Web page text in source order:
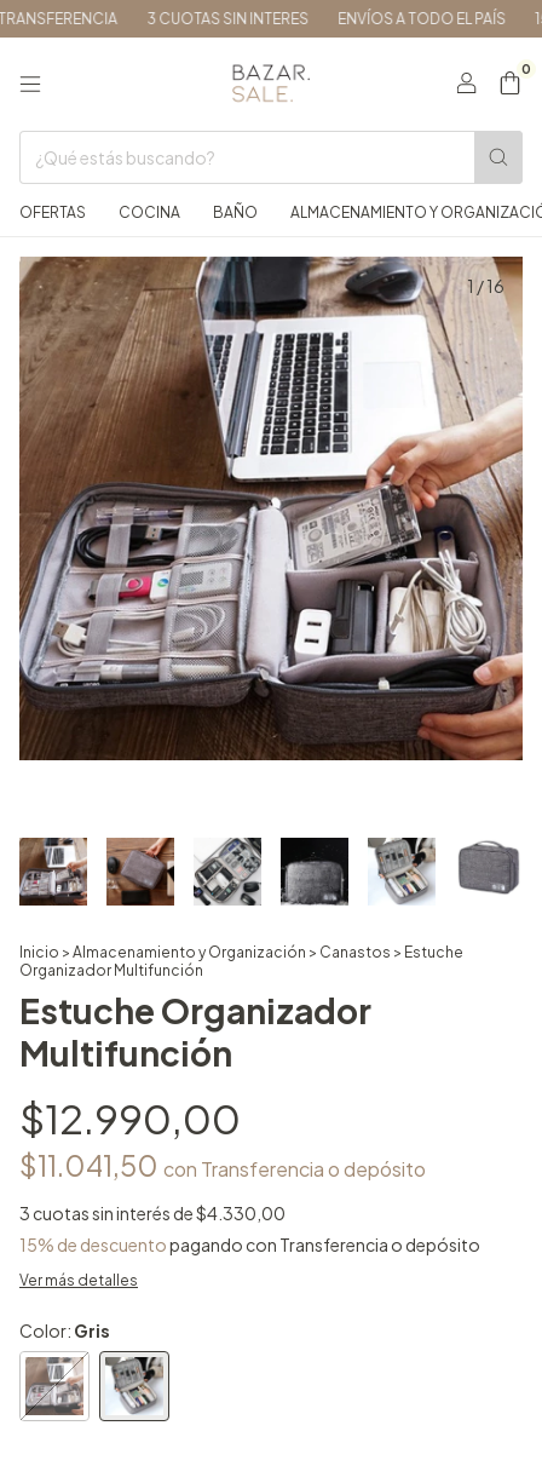
3 CUOTAS SIN INTERES ENVÍOS A TODO EL PAÍS
0
OFERTAS COCINA BAÑO ALMACENAMIENTO Y
1 /16
Inicio > Almacenamiento y Organización > Canastos > Estuche
Organizador Multifunción
Estuche Organizador
Multifunción
$12.990,00
$11.041,50 con Transferencia o depósito
3 cuotas sin interés de$4.330,00
15% de descuentopagando con Transferencia o depósito
Ver más detalles
Color: Gris